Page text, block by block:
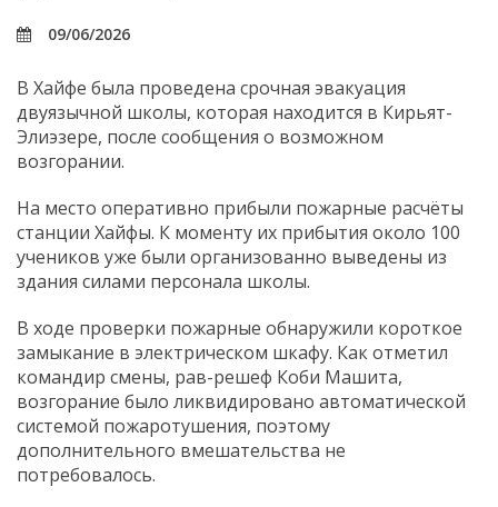
09/06/2026
В Хайфе была проведена срочная эвакуация
двуязычной школы, которая находится в Кирьят-
Элиэзере, после сообщения о возможном
возгорании.
На место оперативно прибыли пожарные расчёты
станции Хайфы. К моменту их прибытия около 100
учеников уже были организованно выведены из
здания силами персонала школы.
В ходе проверки пожарные обнаружили короткое
замыкание в электрическом шкафу. Как отметил
командир смены, рав-решеф Коби Машита,
возгорание было ликвидировано автоматической
системой пожаротушения, поэтому
дополнительного вмешательства не
потребовалось.